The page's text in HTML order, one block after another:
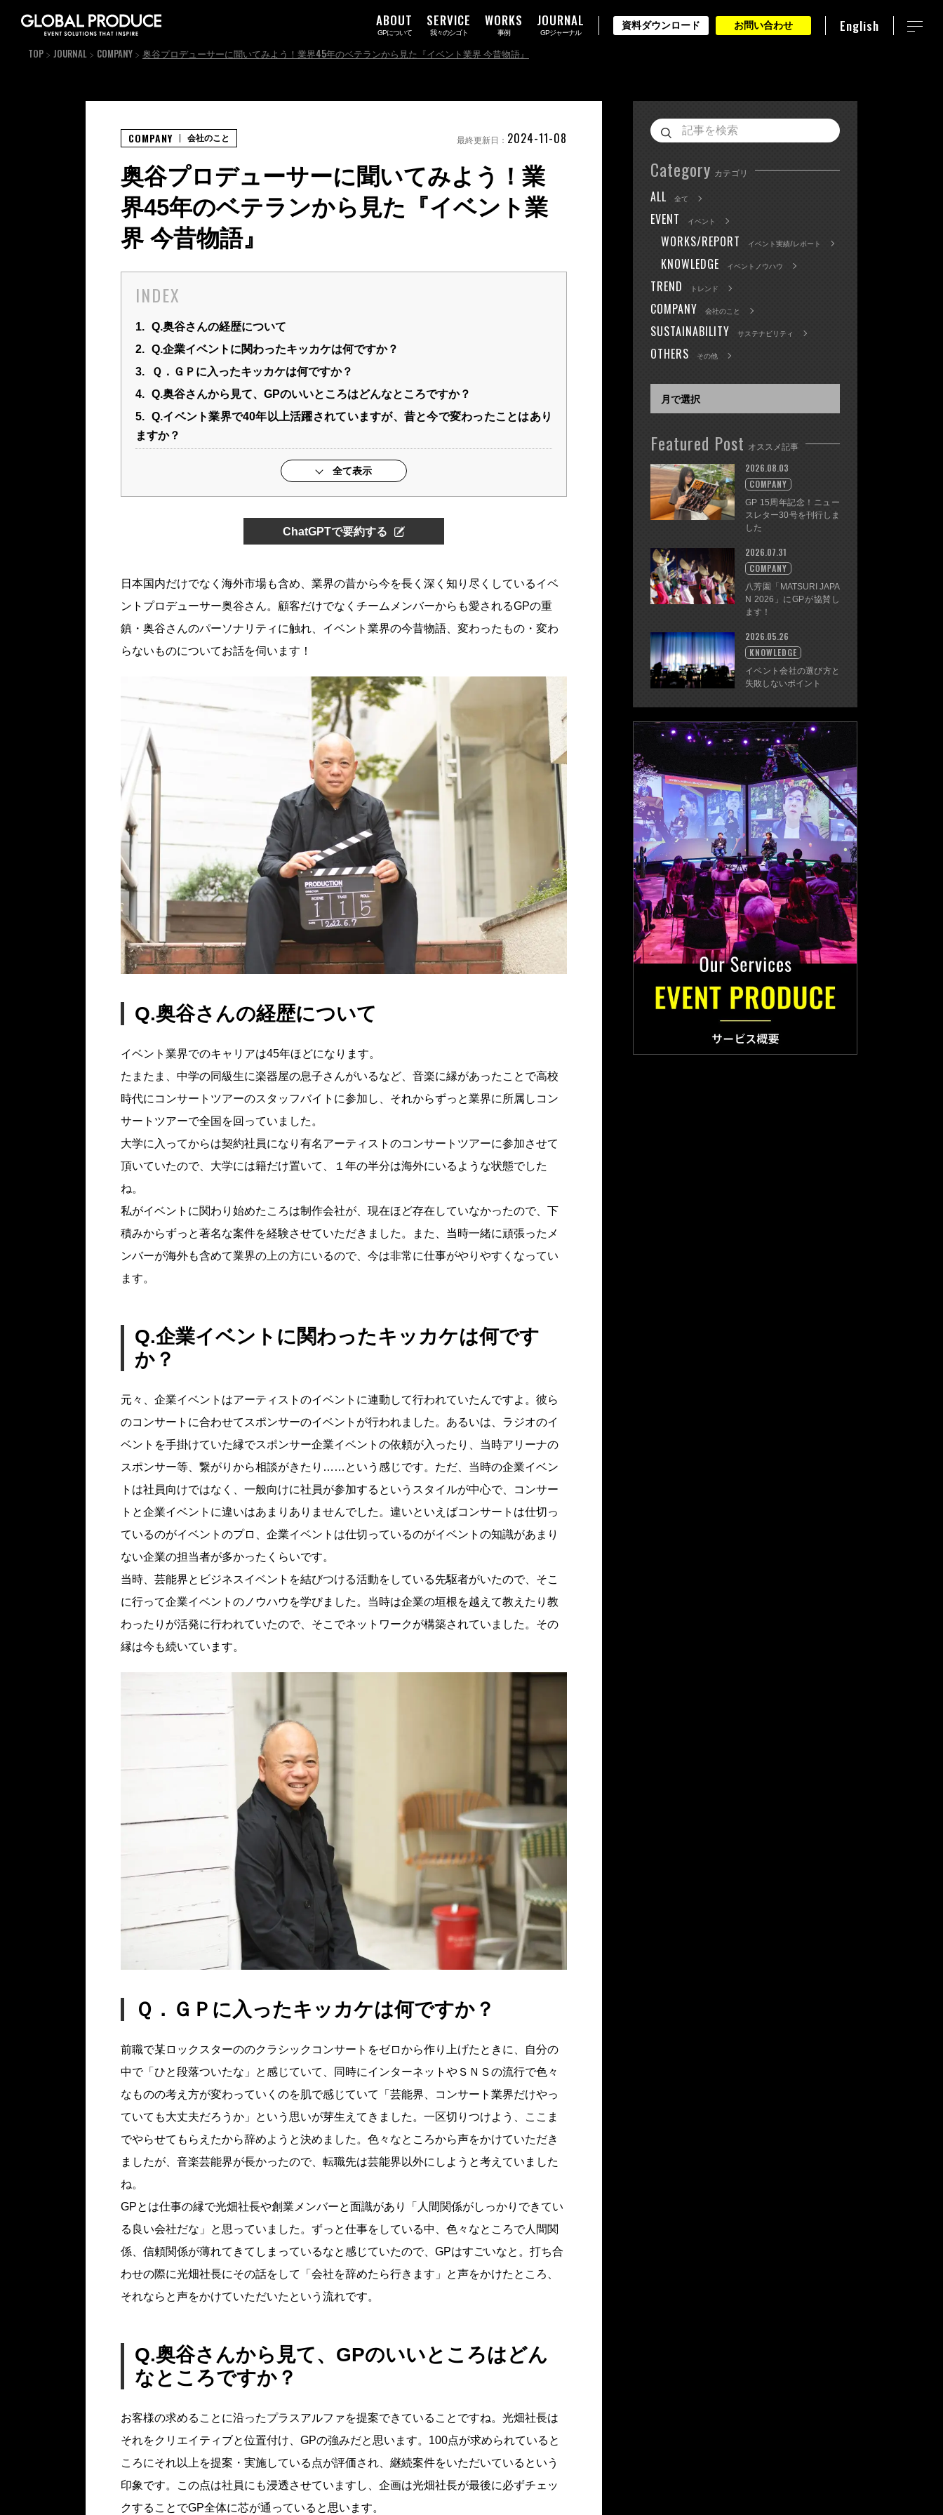
ABOUT
GPについて
SERVICE
我々のシゴト
WORKS
事例
JOURNAL
GPジャーナル
資料ダウンロード お問い合わせ English
TOP JOURNAL COMPANY 奥谷プロデューサーに聞いてみよう！業界45年のベテランから見た『イベント業界 今昔物語』
奥谷プロデューサーに聞いてみよう！業
界45年のベテランから見た『イベント業
界 今昔物語』
INDEX
1. Q.奥谷さんの経歴について
2. Q.企業イベントに関わったキッカケは何ですか？
3.
Ｑ．ＧＰに入ったキッカケは何ですか？
4. Q.奥谷さんから見て、GPのいいところはどんなところですか？
5. Q.イベント業界で40年以上活躍されていますが、昔と今で変わったことはあり
ますか？
全て表示
ChatGPTで要約する
日本国内だけでなく海外市場も含め、業界の昔から今を長く深く知り尽くしているイベ
ントプロデューサー奥谷さん。顧客だけでなくチームメンバーからも愛されるGPの重
鎮・奥谷さんのパーソナリティに触れ、イベント業界の今昔物語、変わったもの・変わ
らないものについてお話を伺います！
Q.奥谷さんの経歴について
イベント業界でのキャリアは45年ほどになります。
たまたま、中学の同級生に楽器屋の息子さんがいるなど、音楽に縁があったことで高校
時代にコンサートツアーのスタッフバイトに参加し、それからずっと業界に所属しコン
サートツアーで全国を回っていました。
大学に入ってからは契約社員になり有名アーティストのコンサートツアーに参加させて
頂いていたので、大学には籍だけ置いて、１年の半分は海外にいるような状態でした
ね。
私がイベントに関わり始めたころは制作会社が、現在ほど存在していなかったので、下
積みからずっと著名な案件を経験させていただきました。また、当時一緒に頑張ったメ
ンバーが海外も含めて業界の上の方にいるので、今は非常に仕事がやりやすくなってい
ます。
Q.企業イベントに関わったキッカケは何です
か？
元々、企業イベントはアーティストのイベントに連動して行われていたんですよ。彼ら
のコンサートに合わせてスポンサーのイベントが行われました。あるいは、ラジオのイ
ベントを手掛けていた縁でスポンサー企業イベントの依頼が入ったり、当時アリーナの
スポンサー等、繋がりから相談がきたり……という感じです。ただ、当時の企業イベン
トは社員向けではなく、一般向けに社員が参加するというスタイルが中心で、コンサー
トと企業イベントに違いはあまりありませんでした。違いといえばコンサートは仕切っ
ているのがイベントのプロ、企業イベントは仕切っているのがイベントの知識があまり
ない企業の担当者が多かったくらいです。
当時、芸能界とビジネスイベントを結びつける活動をしている先駆者がいたので、そこ
に行って企業イベントのノウハウを学びました。当時は企業の垣根を越えて教えたり教
わったりが活発に行われていたので、そこでネットワークが構築されていました。その
縁は今も続いています。
Ｑ．ＧＰに入ったキッカケは何ですか？
前職で某ロックスターののクラシックコンサートをゼロから作り上げたときに、自分の
中で「ひと段落ついたな」と感じていて、同時にインターネットやＳＮＳの流行で色々
なものの考え方が変わっていくのを肌で感じていて「芸能界、コンサート業界だけやっ
ていても大丈夫だろうか」という思いが芽生えてきました。一区切りつけよう、ここま
でやらせてもらえたから辞めようと決めました。色々なところから声をかけていただき
ましたが、音楽芸能界が長かったので、転職先は芸能界以外にしようと考えていました
ね。
GPとは仕事の縁で光畑社長や創業メンバーと面識があり「人間関係がしっかりできてい
る良い会社だな」と思っていました。ずっと仕事をしている中、色々なところで人間関
係、信頼関係が薄れてきてしまっているなと感じていたので、GPはすごいなと。打ち合
わせの際に光畑社長にその話をして「会社を辞めたら行きます」と声をかけたところ、
それならと声をかけていただいたという流れです。
Q.奥谷さんから見て、GPのいいところはどん
なところですか？
お客様の求めることに沿ったプラスアルファを提案できていることですね。光畑社長は
それをクリエイティブと位置付け、GPの強みだと思います。100点が求められていると
ころにそれ以上を提案・実施している点が評価され、継続案件をいただいているという
印象です。この点は社員にも浸透させていますし、企画は光畑社長が最後に必ずチェッ
クすることでGP全体に芯が通っていると思います。
COMPANY 会社のこと 最終更新日： 2024-11-08
Category カテゴリ
ALL 全て
EVENT イベント
WORKS/REPORT イベント実績/レポート
KNOWLEDGE イベントノウハウ
TREND トレンド
COMPANY 会社のこと
SUSTAINABILITY サステナビリティ
OTHERS その他
Featured Post オススメ記事
GP 15周年記念！ニュー
スレター30号を刊行しま
した
2026.08.03
COMPANY
八芳園「MATSURI JAPA
N 2026」にGPが協賛し
ます！
2026.07.31
COMPANY
イベント会社の選び方と
失敗しないポイント
2026.05.26
KNOWLEDGE